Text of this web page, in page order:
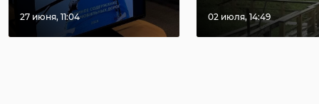
27 июня, 11:04 02 июля, 14:49